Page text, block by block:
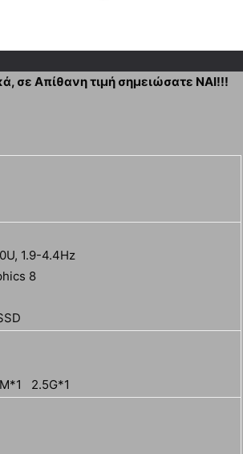
σε Απίθανη τιμή σημειώσατε ΝΑΙ!!!
1.9-4.4Hz
8
2.5G*1